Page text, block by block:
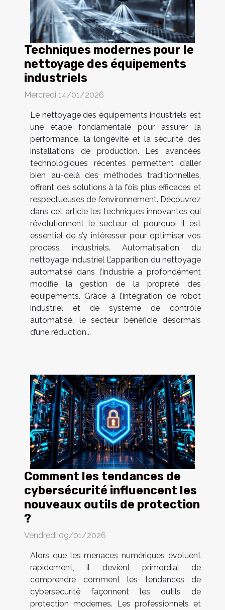
Techniques modernes pour le
nettoyage des équipements
industriels
Mercredi 14/01/2026
Le nettoyage des équipements industriels est
une étape fondamentale pour assurer la
performance, la longévité et la sécurité des
installations de production. Les avancées
technologiques récentes permettent d’aller
bien au-delà des méthodes traditionnelles,
offrant des solutions à la fois plus efficaces et
respectueuses de l’environnement. Découvrez
dans cet article les techniques innovantes qui
révolutionnent le secteur et pourquoi il est
essentiel de s’y intéresser pour optimiser vos
process industriels. Automatisation du
nettoyage industriel L’apparition du nettoyage
automatisé dans l’industrie a profondément
modifié la gestion de la propreté des
équipements. Grâce à l’intégration de robot
industriel et de système de contrôle
automatisé, le secteur bénéficie désormais
d’une réduction...
Comment les tendances de
cybersécurité influencent les
nouveaux outils de protection
?
Vendredi 09/01/2026
Alors que les menaces numériques évoluent
rapidement, il devient primordial de
comprendre comment les tendances de
cybersécurité façonnent les outils de
protection modernes. Les professionnels et